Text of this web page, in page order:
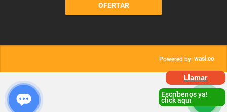
OFERTAR
Powered by: wasi.co
Escríbenos ya!
click aquí
Llamar